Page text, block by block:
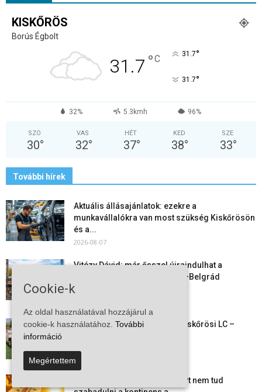
KISKŐRÖS
Borús Égbolt
31.7 °C 31.7°
31.7°
32% 5.3kmh 96%
SZO
30°
VAS
32°
HÉT
37°
KED
38°
SZE
33°
További hírek
Aktuális állásajánlatok: ezekre a
munkavállalókra van most szükség Kiskőrösön
és a...
2026-08-07
Vitézy Dávid: már ősszel újraindulhat a
személyszállítás a Budapest–Belgrád
vasútvonalon
Megkezdte a felkészülést a Kiskőrösi LC –
Mi történik Európa felett? Ezért nem tud
Cookie-k
Az oldal használatával hozzájárul a
cookie-k használatához. További
információ
Megértettem